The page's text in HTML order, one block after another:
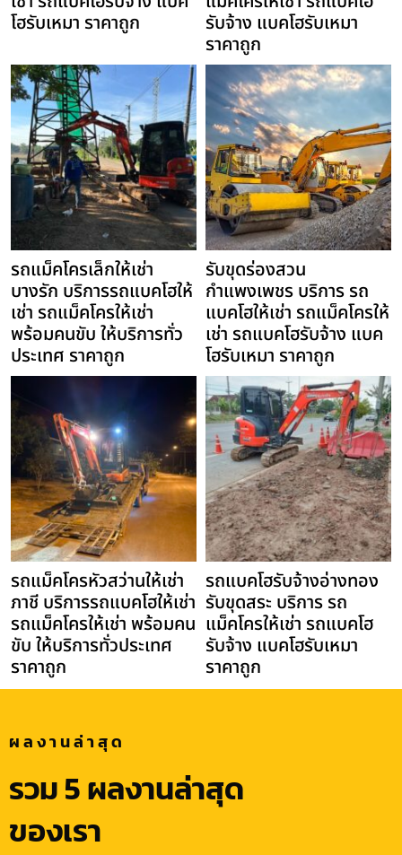
โฮรับเหมา ราคาถูก
รับจ้าง แบคโฮรับเหมา
ราคาถูก
รถแม็คโครเล็กให้เช่า
บางรัก บริการรถแบคโฮให้
เช่า รถแม็คโครให้เช่า
พร้อมคนขับ ให้บริการทั่ว
ประเทศ ราคาถูก
รับขุดร่องสวน
กำแพงเพชร บริการ รถ
แบคโฮให้เช่า รถแม็คโครให้
เช่า รถแบคโฮรับจ้าง แบค
โฮรับเหมา ราคาถูก
รถแม็คโครหัวสว่านให้เช่า
ภาชี บริการรถแบคโฮให้เช่า
รถแม็คโครให้เช่า พร้อมคน
ขับ ให้บริการทั่วประเทศ
ราคาถูก
รถแบคโฮรับจ้างอ่างทอง
รับขุดสระ บริการ รถ
แม็คโครให้เช่า รถแบคโฮ
รับจ้าง แบคโฮรับเหมา
ราคาถูก
ผลงานล่าสุด
รวม 5 ผลงานล่าสุด
ของเรา